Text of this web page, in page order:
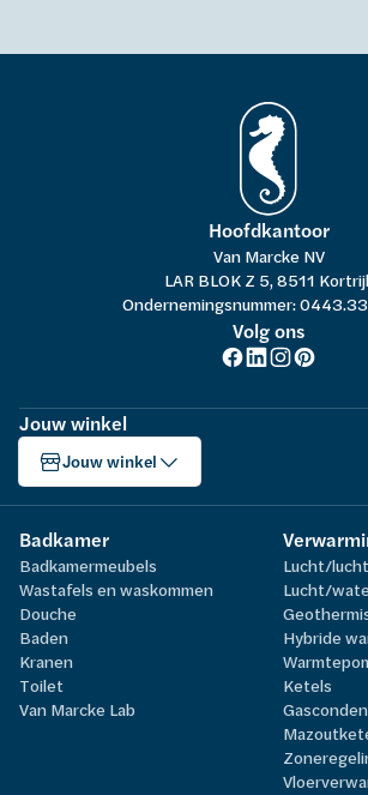
Hoofdkantoor
Van Marcke NV
LAR BLOK Z 5, 8511
Ondernemingsnummer:
Volg ons
Jouw winkel
Jouw winkel
Badkamer
Badkamermeubels
Wastafels en waskommen
Douche
Baden
Kranen
Toilet
Van Marcke Lab
Lucht/
Lucht/
Hybride
Ketels